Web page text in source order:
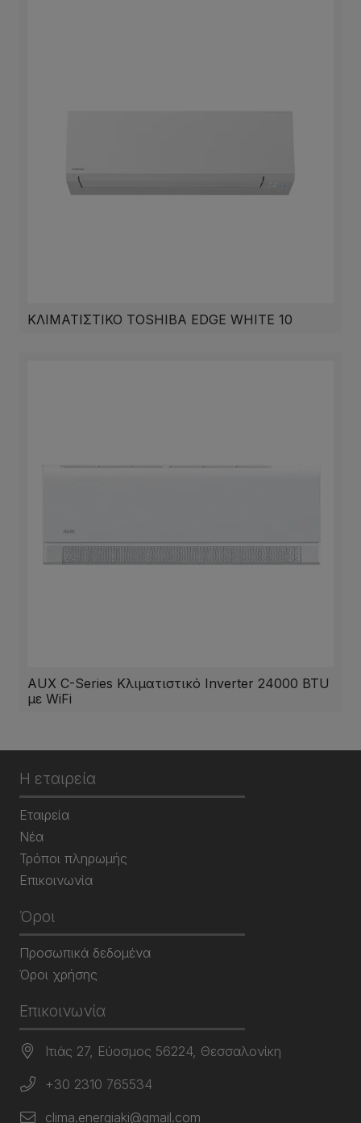
ΚΛΙΜΑΤΙΣΤΙΚΟ TOSHIBA EDGE WHITE 10
AUX C-Series Κλιματιστικό Inverter 24000 BTU
με WiFi
Η εταιρεία
Εταιρεία
Νέα
Τρόποι πληρωμής
Επικοινωνία
Όροι
Προσωπικά δεδομένα
Όροι χρήσης
Επικοινωνία
Ιτιάς 27, Εύοσμος 56224, Θεσσαλονίκη
+30 2310 765534
clima.energiaki@gmail.com